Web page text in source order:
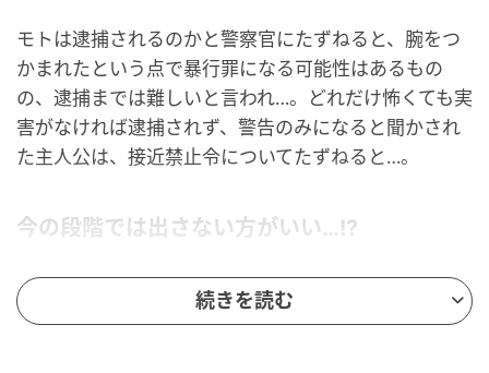
モトは逮捕されるのかと警察官にたずねると、腕をつ
かまれたという点で暴行罪になる可能性はあるもの
の、逮捕までは難しいと言われ…。どれだけ怖くても実
害がなければ逮捕されず、警告のみになると聞かされ
た主人公は、接近禁止令についてたずねると…。
今の段階では出さない方がいい…!?
続きを読む